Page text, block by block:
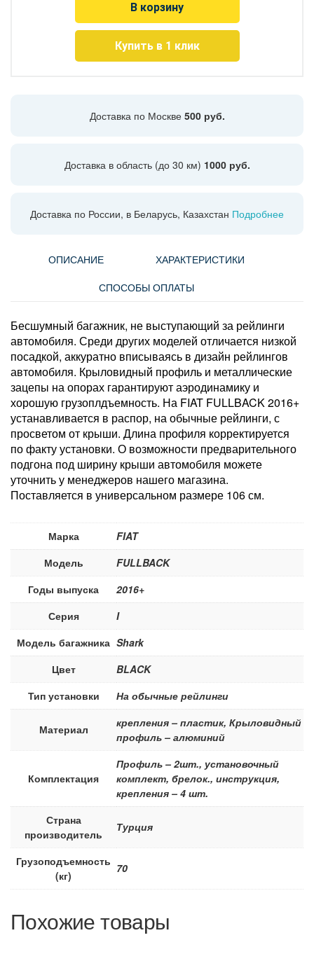
В корзину
Купить в 1 клик
Доставка по Москве 500 руб.
Доставка в область (до 30 км) 1000 руб.
Доставка по России, в Беларусь, Казахстан Подробнее
ОПИСАНИЕ
ХАРАКТЕРИСТИКИ
СПОСОБЫ ОПЛАТЫ
Бесшумный багажник, не выступающий за рейлинги
автомобиля. Среди других моделей отличается низкой
посадкой, аккуратно вписываясь в дизайн рейлингов
автомобиля. Крыловидный профиль и металлические
зацепы на опорах гарантируют аэродинамику и
хорошую грузоплдъемность. На FIAT FULLBACK 2016+
устанавливается в распор, на обычные рейлинги, с
просветом от крыши. Длина профиля корректируется
по факту установки. О возможности предварительного
подгона под ширину крыши автомобиля можете
уточнить у менеджеров нашего магазина.
Поставляется в универсальном размере 106 см.
Марка
FIAT
Модель
FULLBACK
Годы выпуска
2016+
Серия
I
Модель багажника Shark
Цвет
BLACK
Тип установки
На обычные рейлинги
Материал
крепления – пластик, Крыловидный
профиль – алюминий
Комплектация
Профиль – 2шт., установочный
комплект, брелок., инструкция,
крепления – 4 шт.
Страна
производитель
Турция
Грузоподъемность
(кг)
70
Похожие товары